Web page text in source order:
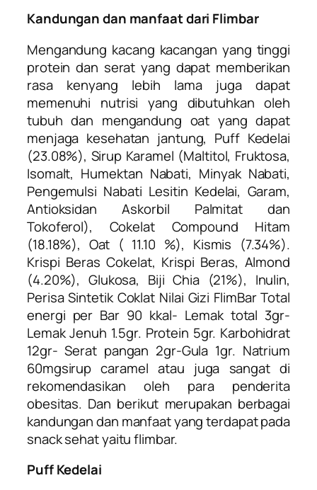
Kandungan dan manfaat dari Flimbar
Mengandung kacang kacangan yang tinggi
protein dan serat yang dapat memberikan
rasa kenyang lebih lama juga dapat
memenuhi nutrisi yang dibutuhkan oleh
tubuh dan mengandung oat yang dapat
menjaga kesehatan jantung, Puff Kedelai
(23.08%), Sirup Karamel (Maltitol, Fruktosa,
Isomalt, Humektan Nabati, Minyak Nabati,
Pengemulsi Nabati Lesitin Kedelai, Garam,
Antioksidan Askorbil Palmitat dan
Tokoferol), Cokelat Compound Hitam
(18.18%), Oat ( 11.10 %), Kismis (7.34%).
Krispi Beras Cokelat, Krispi Beras, Almond
(4.20%), Glukosa, Biji Chia (21%), Inulin,
Perisa Sintetik Coklat Nilai Gizi FlimBar Total
energi per Bar 90 kkal- Lemak total 3gr-
Lemak Jenuh 1.5gr. Protein 5gr. Karbohidrat
12gr- Serat pangan 2gr-Gula 1gr. Natrium
60mgsirup caramel atau juga sangat di
rekomendasikan oleh para penderita
obesitas. Dan berikut merupakan berbagai
kandungan dan manfaat yang terdapat pada
snack sehat yaitu flimbar.
Puff Kedelai